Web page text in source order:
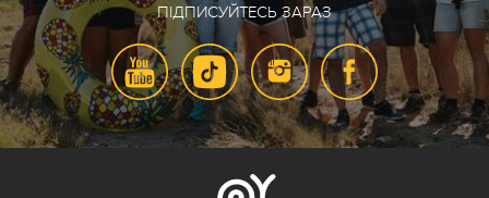
ПІДПИСУЙТЕСЬ ЗАРАЗ